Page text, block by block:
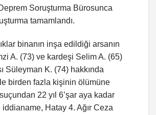
Deprem Soruşturma Bürosunca
tamamlandı.
binanın inşa edildiği arsanın
A. (73) ve kardeşi Selim A. (65)
Süleyman K. (74) hakkında
birden fazla kişinin ölümüne
22 yıl 6’şar aya kadar
Hatay 4. Ağır Ceza